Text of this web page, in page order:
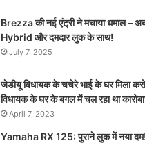
Brezza की नई एंट्री ने मचाया धमाल –
Hybrid और दमदार लुक के साथ!
July 7, 2025
जेडीयू विधायक के चचेरे भाई के घर मिला
विधायक के घर के बगल में चल रहा था
April 7, 2023
Yamaha RX 125: पुराने लुक में नया